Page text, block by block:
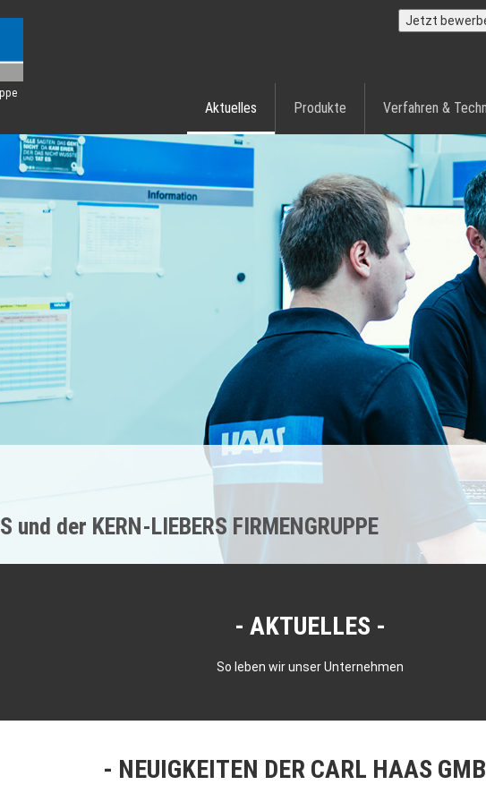
Jetzt
Aktuelles Produkte Verfahren &
und der KERN-LIEBERS FIRMENGRUPPE
AKTUELLES
So leben wir unser Unternehmen
NEUIGKEITEN DER CARL HAAS